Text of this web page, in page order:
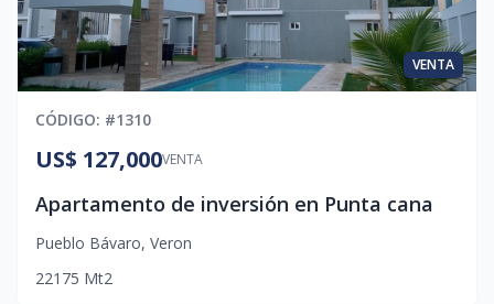
VENTA
CÓDIGO: #1310
VENTA
US$ 127,000
Apartamento de inversión en Punta cana
Pueblo Bávaro, Veron
221 75 Mt2